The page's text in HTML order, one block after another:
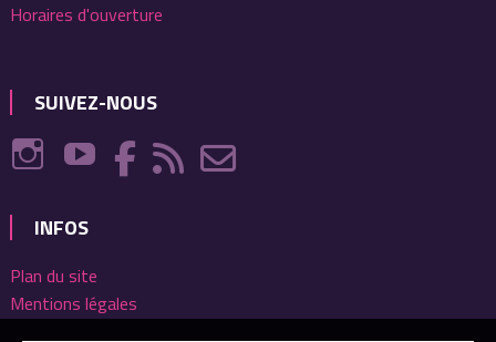
Horaires d'ouverture
SUIVEZ-NOUS
INFOS
Plan du site
Mentions légales